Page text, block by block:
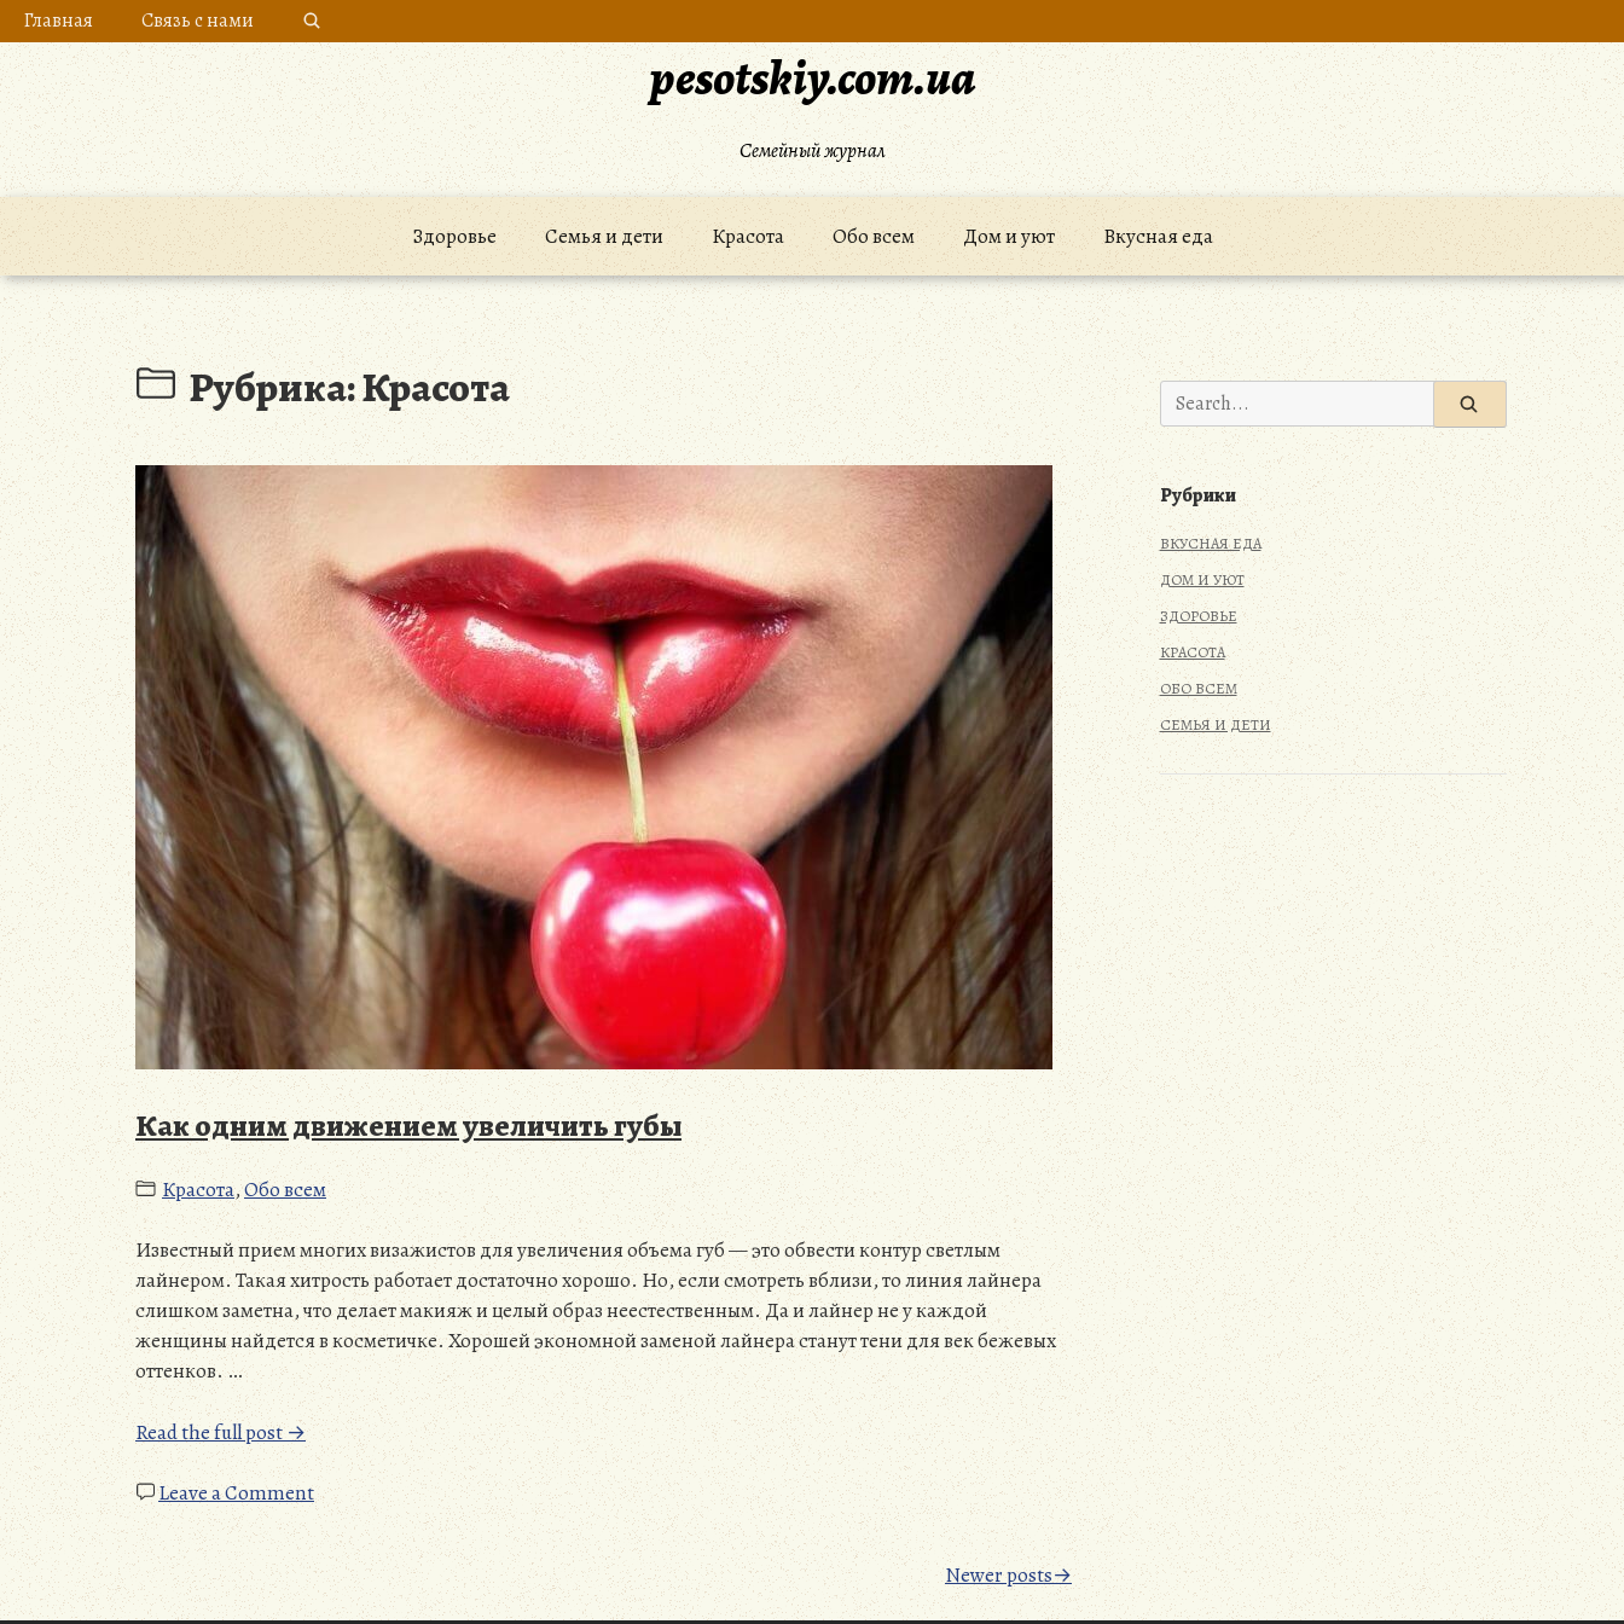
Skip
to
content
Главная Связь с нами
pesotskiy.com.ua
Семейный журнал
Здоровье Семья и дети Красота Обо всем Дом и уют Вкусная еда
Рубрика: Красота
Как одним движением увеличить губы
Красота,Обо всем
Известный прием многих визажистов для увеличения объема губ — это обвести контур светлым
лайнером. Такая хитрость работает достаточно хорошо. Но, если смотреть вблизи, то линия лайнера
слишком заметна, что делает макияж и целый образ неестественным. Да и лайнер не у каждой
женщины найдется в косметичке. Хорошей экономной заменой лайнера станут тени для век бежевых
оттенков. …
Read the full post →“Как
одним
движением
увеличить
губы”
Leave a Commenton
Как
одним
движением
увеличить
Posts
Newer posts→
Search
for:
Рубрики
ВКУСНАЯ ЕДА
ДОМ И УЮТ
ЗДОРОВЬЕ
КРАСОТА
ОБО ВСЕМ
СЕМЬЯ И ДЕТИ